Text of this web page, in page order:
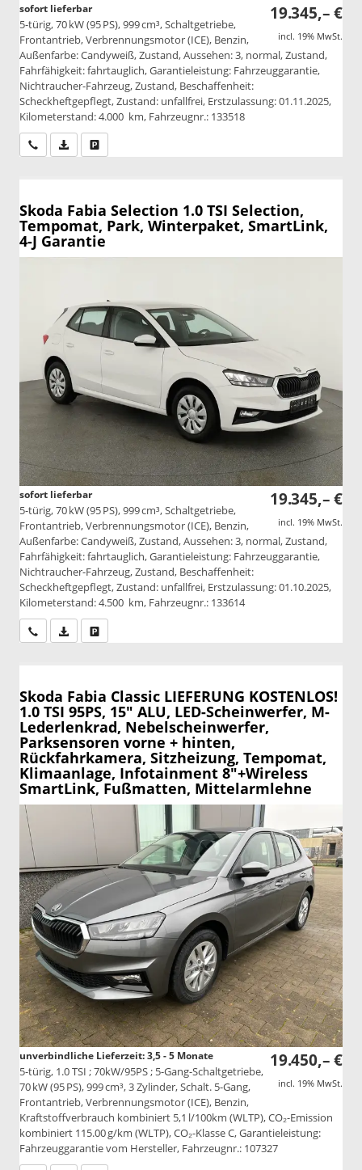
19.345,– €
incl. 19% MwSt.
sofort lieferbar
5-türig, 70 kW (95 PS), 999 cm³, Schaltgetriebe,
Frontantrieb, Verbrennungsmotor (ICE), Benzin,
Außenfarbe: Candyweiß, Zustand, Aussehen: 3, normal, Zustand,
Fahrfähigkeit: fahrtauglich, Garantieleistung: Fahrzeuggarantie,
Nichtraucher-Fahrzeug, Zustand, Beschaffenheit:
Scheckheftgepflegt, Zustand: unfallfrei, Erstzulassung: 01.11.2025,
Kilometerstand: 4.000 km, Fahrzeugnr.: 133518
Wir rufen Sie anPDF-Datei, Fahrzeugexposé drucken
Skoda Fabia Selection 1.0 TSI Selection,
Tempomat, Park, Winterpaket, SmartLink,
4-J Garantie
19.345,– €
incl. 19% MwSt.
sofort lieferbar
5-türig, 70 kW (95 PS), 999 cm³, Schaltgetriebe,
Frontantrieb, Verbrennungsmotor (ICE), Benzin,
Außenfarbe: Candyweiß, Zustand, Aussehen: 3, normal, Zustand,
Fahrfähigkeit: fahrtauglich, Garantieleistung: Fahrzeuggarantie,
Nichtraucher-Fahrzeug, Zustand, Beschaffenheit:
Scheckheftgepflegt, Zustand: unfallfrei, Erstzulassung: 01.10.2025,
Kilometerstand: 4.500 km, Fahrzeugnr.: 133614
Wir rufen Sie anPDF-Datei, Fahrzeugexposé drucken
Skoda Fabia Classic LIEFERUNG KOSTENLOS!
1.0 TSI 95PS, 15" ALU, LED-Scheinwerfer, M-
Lederlenkrad, Nebelscheinwerfer,
Parksensoren vorne + hinten,
Rückfahrkamera, Sitzheizung, Tempomat,
Klimaanlage, Infotainment 8"+Wireless
SmartLink, Fußmatten, Mittelarmlehne
19.450,– €
incl. 19% MwSt.
unverbindliche Lieferzeit: 3,5 - 5 Monate
5-türig, 1.0 TSI ; 70kW/95PS ; 5-Gang-Schaltgetriebe,
70 kW (95 PS), 999 cm³, 3 Zylinder, Schalt. 5-Gang,
Frontantrieb, Verbrennungsmotor (ICE), Benzin,
Kraftstoffverbrauch kombiniert 5,1 l/100km (WLTP), CO₂-Emission
kombiniert 115.00 g/km (WLTP), CO₂-Klasse C, Garantieleistung:
Fahrzeuggarantie vom Hersteller, Fahrzeugnr.: 107327